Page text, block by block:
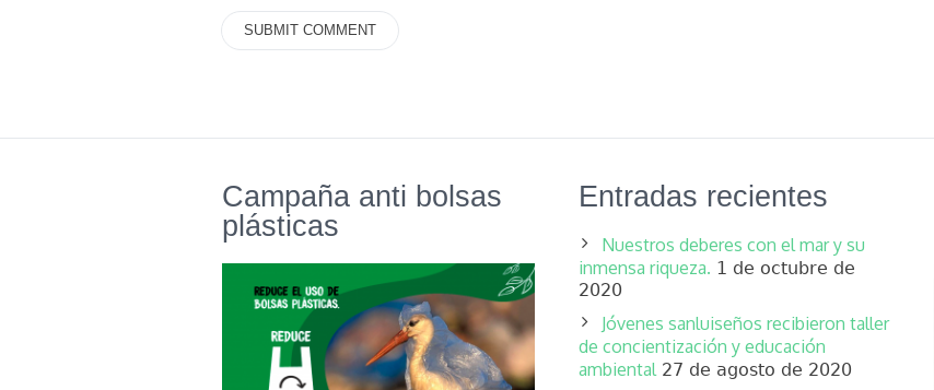
Campaña anti bolsas
plásticas
Entradas recientes
Nuestros deberes con el mar y su
inmensa riqueza. 1 de octubre de
2020
Jóvenes sanluiseños recibieron taller
de concientización y educación
ambiental 27 de agosto de 2020